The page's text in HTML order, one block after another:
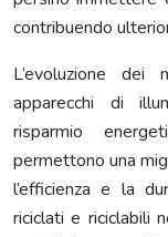
contribuendo
L’evoluzione dei
apparecchi di
risparmio
permettono una
l’efficienza e la
riciclati e riciclabili